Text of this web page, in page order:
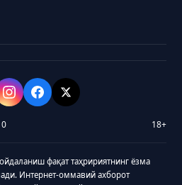
18+
фақат таҳририятнинг ёзма
Интернет-оммавий ахборот